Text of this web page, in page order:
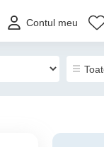
Contul meu